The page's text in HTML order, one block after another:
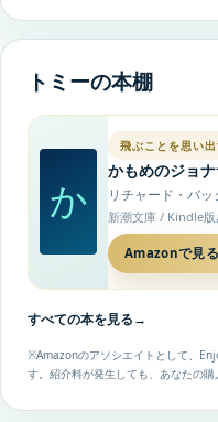
トミーの本棚
か
飛ぶことを思い
かもめのジョ
リチャード・バッ
新潮文庫 / Kindle版
Amazonで見る
すべての本を見る→
※Amazonのアソシエイトとして、
す。紹介料が発生しても、あなたの購